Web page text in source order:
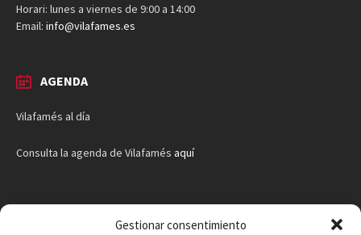
Gestionar consentimiento
Horari: lunes a viernes de 9:00 a 14:00
Email: info@vilafames.es
AGENDA
Vilafamés al día
Consulta la agenda de Vilafamés aquí